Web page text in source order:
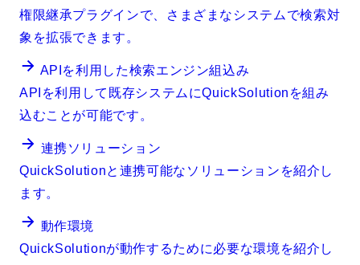
権限継承プラグインで、さまざまなシステムで検索対
象を拡張できます。
APIを利用した検索エンジン組込み
APIを利用して既存システムにQuickSolutionを組み
込むことが可能です。
連携ソリューション
QuickSolutionと連携可能なソリューションを紹介し
ます。
動作環境
QuickSolutionが動作するために必要な環境を紹介し